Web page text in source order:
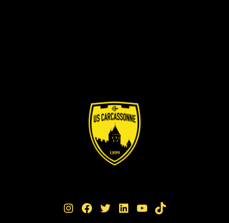
Instagram Facebook Twitter LinkedIn YouTube TikTok